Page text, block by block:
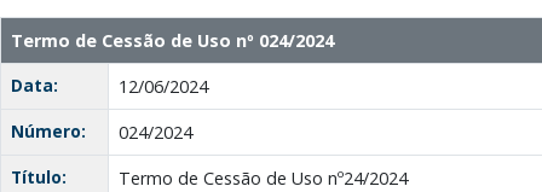
Termo de Cessão de Uso nº 024/2024
Data:
12/06/2024
Número:
024/2024
Título:
Termo de Cessão de Uso nº24/2024